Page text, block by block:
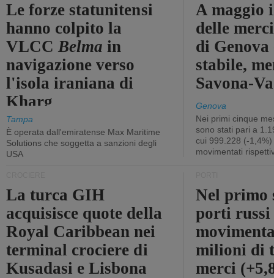
Le forze statunitensi
hanno colpito la
VLCCBelma in
navigazione verso
l'isola iraniana di
Kharg
Tampa
È operata dall'emiratense Max Maritime
Solutions che soggetta a sanzioni degli
USA
A maggio
delle
di
stabile,
Savona-
Genova
Nei primi cinque
sono stati pari a
cui 999.228 (-
movimentati
La turca GIH
acquisisce quote della
Royal Caribbean nei
terminal crociere di
Kusadasi e Lisbona
Nel primo
porti russi
milioni di
merci